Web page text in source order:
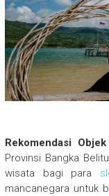
Rekomendasi
Provinsi Bangka
wisata bagi para
mancanegara untuk